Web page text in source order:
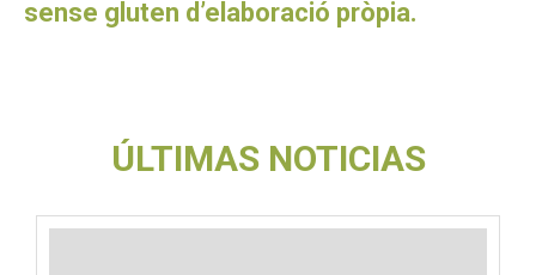
sense gluten d’elaboració pròpia.
ÚLTIMAS NOTICIAS
6 Febrero 2019